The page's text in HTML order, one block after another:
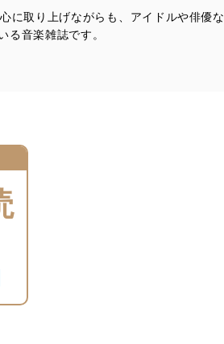
る安全対策を実施し、個人情報の
情報データベース等を取り扱う情報
す。
能等の活用により、これを最新状態
に取り上げながらも、アイドルや俳優な
る音楽雑誌です。